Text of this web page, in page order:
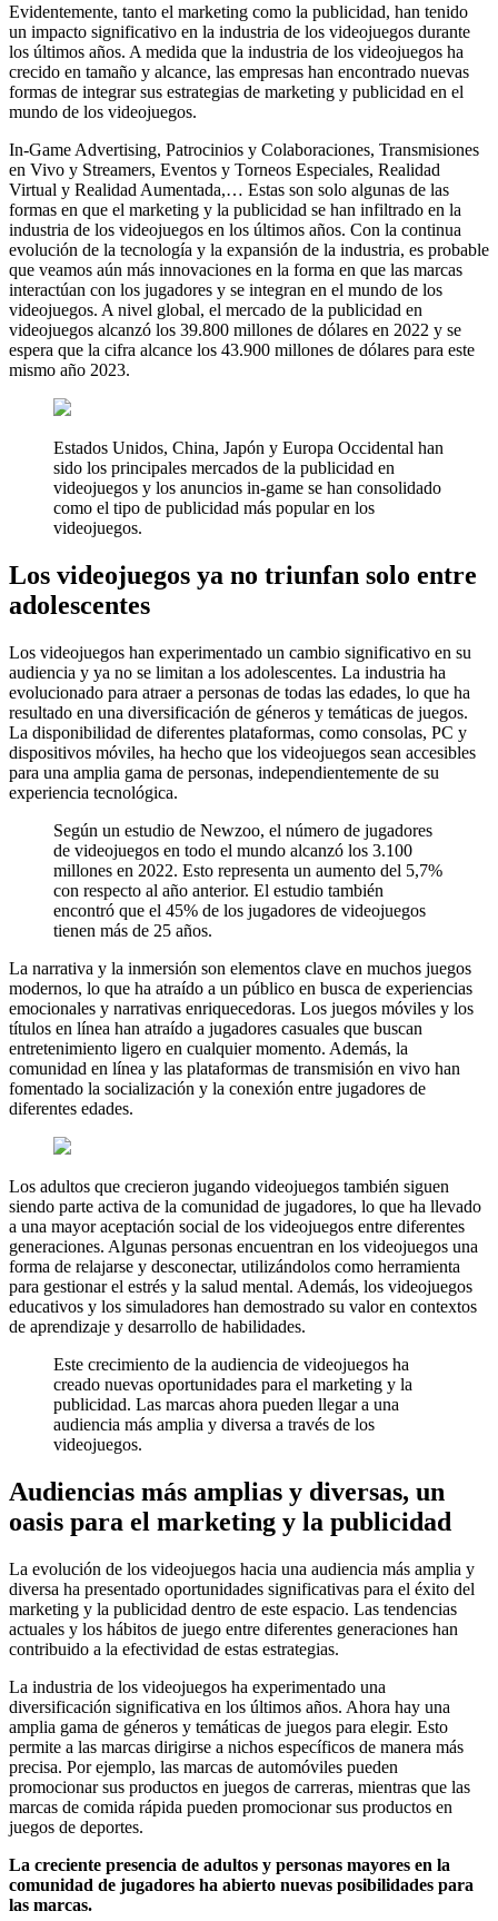
Evidentemente, tanto el marketing como la publicidad, han tenido
un impacto significativo en la industria de los videojuegos durante
los últimos años. A medida que la industria de los videojuegos ha
crecido en tamaño y alcance, las empresas han encontrado nuevas
formas de integrar sus estrategias de marketing y publicidad en el
mundo de los videojuegos.
In-Game Advertising, Patrocinios y Colaboraciones, Transmisiones
en Vivo y Streamers, Eventos y Torneos Especiales, Realidad
Virtual y Realidad Aumentada,… Estas son solo algunas de las
formas en que el marketing y la publicidad se han infiltrado en la
industria de los videojuegos en los últimos años. Con la continua
evolución de la tecnología y la expansión de la industria, es probable
que veamos aún más innovaciones en la forma en que las marcas
interactúan con los jugadores y se integran en el mundo de los
videojuegos. A nivel global, el mercado de la publicidad en
videojuegos alcanzó los 39.800 millones de dólares en 2022 y se
espera que la cifra alcance los 43.900 millones de dólares para este
mismo año 2023.
Estados Unidos, China, Japón y Europa Occidental han
sido los principales mercados de la publicidad en
videojuegos y los anuncios in-game se han consolidado
como el tipo de publicidad más popular en los
videojuegos.
Los videojuegos ya no triunfan solo entre
adolescentes
Los videojuegos han experimentado un cambio significativo en su
audiencia y ya no se limitan a los adolescentes. La industria ha
evolucionado para atraer a personas de todas las edades, lo que ha
resultado en una diversificación de géneros y temáticas de juegos.
La disponibilidad de diferentes plataformas, como consolas, PC y
dispositivos móviles, ha hecho que los videojuegos sean accesibles
para una amplia gama de personas, independientemente de su
experiencia tecnológica.
Según un estudio de Newzoo, el número de jugadores
de videojuegos en todo el mundo alcanzó los 3.100
millones en 2022. Esto representa un aumento del 5,7%
con respecto al año anterior. El estudio también
encontró que el 45% de los jugadores de videojuegos
tienen más de 25 años.
La narrativa y la inmersión son elementos clave en muchos juegos
modernos, lo que ha atraído a un público en busca de experiencias
emocionales y narrativas enriquecedoras. Los juegos móviles y los
títulos en línea han atraído a jugadores casuales que buscan
entretenimiento ligero en cualquier momento. Además, la
comunidad en línea y las plataformas de transmisión en vivo han
fomentado la socialización y la conexión entre jugadores de
diferentes edades.
Los adultos que crecieron jugando videojuegos también siguen
siendo parte activa de la comunidad de jugadores, lo que ha llevado
a una mayor aceptación social de los videojuegos entre diferentes
generaciones. Algunas personas encuentran en los videojuegos una
forma de relajarse y desconectar, utilizándolos como herramienta
para gestionar el estrés y la salud mental. Además, los videojuegos
educativos y los simuladores han demostrado su valor en contextos
de aprendizaje y desarrollo de habilidades.
Este crecimiento de la audiencia de videojuegos ha
creado nuevas oportunidades para el marketing y la
publicidad. Las marcas ahora pueden llegar a una
audiencia más amplia y diversa a través de los
videojuegos.
Audiencias más amplias y diversas, un
oasis para el marketing y la publicidad
La evolución de los videojuegos hacia una audiencia más amplia y
diversa ha presentado oportunidades significativas para el éxito del
marketing y la publicidad dentro de este espacio. Las tendencias
actuales y los hábitos de juego entre diferentes generaciones han
contribuido a la efectividad de estas estrategias.
La industria de los videojuegos ha experimentado una
diversificación significativa en los últimos años. Ahora hay una
amplia gama de géneros y temáticas de juegos para elegir. Esto
permite a las marcas dirigirse a nichos específicos de manera más
precisa. Por ejemplo, las marcas de automóviles pueden
promocionar sus productos en juegos de carreras, mientras que las
marcas de comida rápida pueden promocionar sus productos en
juegos de deportes.
La creciente presencia de adultos y personas mayores en la
comunidad de jugadores ha abierto nuevas posibilidades para
las marcas.